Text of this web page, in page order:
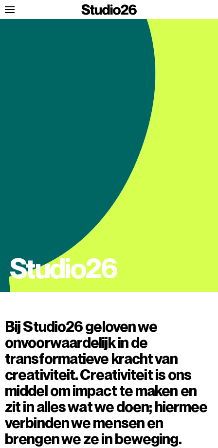
Studio26
Bij Studio26 geloven we
onvoorwaardelijk in de
transformatieve kracht van
creativiteit. Creativiteit is ons
middel om impact te maken en
zit in alles wat we doen; hiermee
verbinden we mensen en
brengen we ze in beweging.